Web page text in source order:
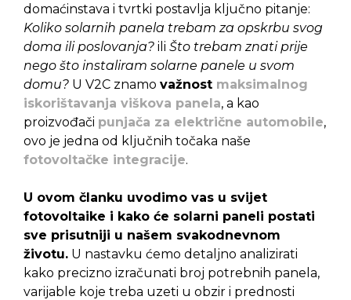
domaćinstava i tvrtki postavlja ključno pitanje:
Koliko solarnih panela trebam za opskrbu svog
doma ili poslovanja? ili Što trebam znati prije
nego što instaliram solarne panele u svom
domu? U V2C znamo važnost maksimalnog
iskorištavanja viškova panela, a kao
proizvođači punjača za električne automobile,
ovo je jedna od ključnih točaka naše
fotovoltačke integracije.
U ovom članku uvodimo vas u svijet
fotovoltaike i kako će solarni paneli postati
sve prisutniji u našem svakodnevnom
životu. U nastavku ćemo detaljno analizirati
kako precizno izračunati broj potrebnih panela,
varijable koje treba uzeti u obzir i prednosti